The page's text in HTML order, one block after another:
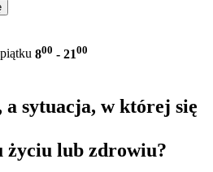
800 - 2100
a sytuacja, w której się
życiu lub zdrowiu?